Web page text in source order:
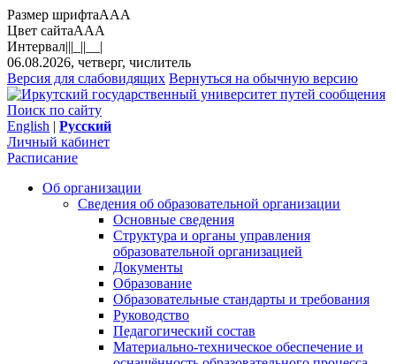
Размер шрифтаAAA
Цвет сайтаAAA
Интервал|||_||__|
06.08.2026, четверг, числитель
Версия для слабовидящих Вернуться на обычную версию
Поиск по сайту
English | Русский
Личный кабинет
Расписание
Об организации
Сведения об образовательной организации
Основные сведения
Структура и органы управления
образовательной организацией
Документы
Образование
Образовательные стандарты и требования
Руководство
Педагогический состав
Материально-техническое обеспечение и